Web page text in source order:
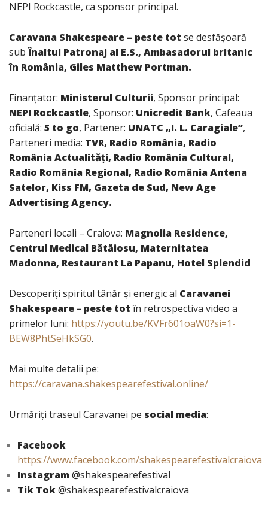
NEPI Rockcastle, ca sponsor principal.
Caravana Shakespeare – peste tot se desfășoară
subÎnaltul Patronaj al E.S., Ambasadorul britanic
în România, Giles Matthew Portman.
Finanțator: Ministerul Culturii, Sponsor principal:
NEPI Rockcastle, Sponsor: Unicredit Bank, Cafeaua
oficială: 5 to go, Partener: UNATC „I. L. Caragiale”,
Parteneri media: TVR, Radio România, Radio
România Actualități, Radio România Cultural,
Radio România Regional, Radio România Antena
Satelor, Kiss FM, Gazeta de Sud, New Age
Advertising Agency.
Parteneri locali – Craiova: Magnolia Residence,
Centrul Medical Bătăiosu, Maternitatea
Madonna, Restaurant La Papanu, Hotel Splendid
Descoperiți spiritul tânăr și energic al Caravanei
Shakespeare– peste tot în retrospectiva video a
primelor luni: https://youtu.be/KVFr601oaW0?si=1-
BEW8PhtSeHkSG0.
Mai multe detalii pe:
https://caravana.shakespearefestival.online/
Urmăriți traseul Caravanei pe social media:
Facebook
https://www.facebook.com/shakespearefestivalcraiova
Instagram@shakespearefestival
Tik Tok@shakespearefestivalcraiova